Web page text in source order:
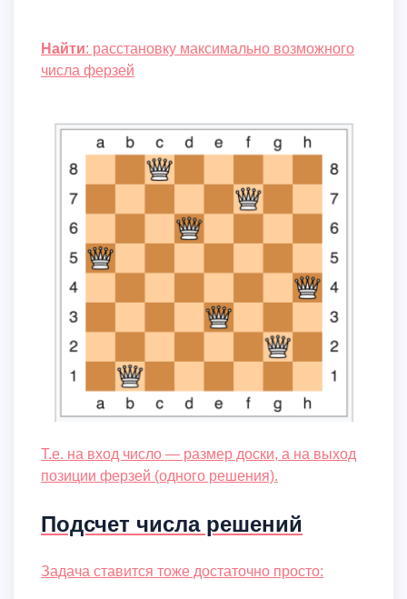
Найти: расстановку максимально возможного
числа ферзей
Т.е. на вход число — размер доски, а на выход
позиции ферзей (одного решения).
Подсчет числа решений
Задача ставится тоже достаточно просто: